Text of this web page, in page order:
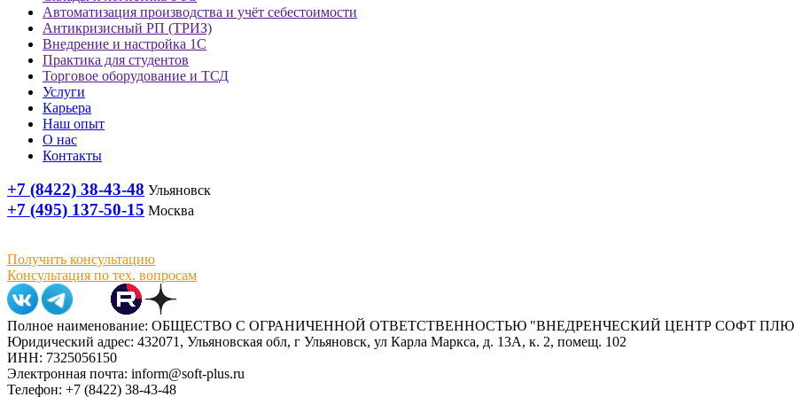
Автоматизация производства и учёт себестоимости
Антикризисный РП (ТРИЗ)
Внедрение и настройка 1С
Практика для студентов
Торговое оборудование и ТСД
Услуги
Карьера
Наш опыт
О нас
Контакты
+7 (8422) 38-43-48 Ульяновск
+7 (495) 137-50-15 Москва
Получить консультацию
Консультация по тех. вопросам
Полное наименование: ОБЩЕСТВО С ОГРАНИЧЕННОЙ ОТВЕТСТВЕННОСТЬЮ "ВНЕДРЕНЧЕСКИЙ ЦЕНТР СОФТ
Юридический адрес: 432071, Ульяновская обл, г Ульяновск, ул Карла Маркса, д. 13А, к. 2, помещ. 102
ИНН: 7325056150
Электронная почта: inform@soft-plus.ru
Телефон: +7 (8422) 38-43-48